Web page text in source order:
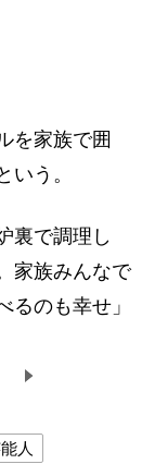
を家族で囲
いう。
裏で調理し
家族みんなで
るのも幸せ」
人